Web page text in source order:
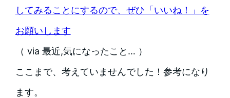
してみることにするので、ぜひ「いいね！」を
お願いします
（ via 最近,気になったこと… ）
ここまで、考えていませんでした！参考になり
ます。